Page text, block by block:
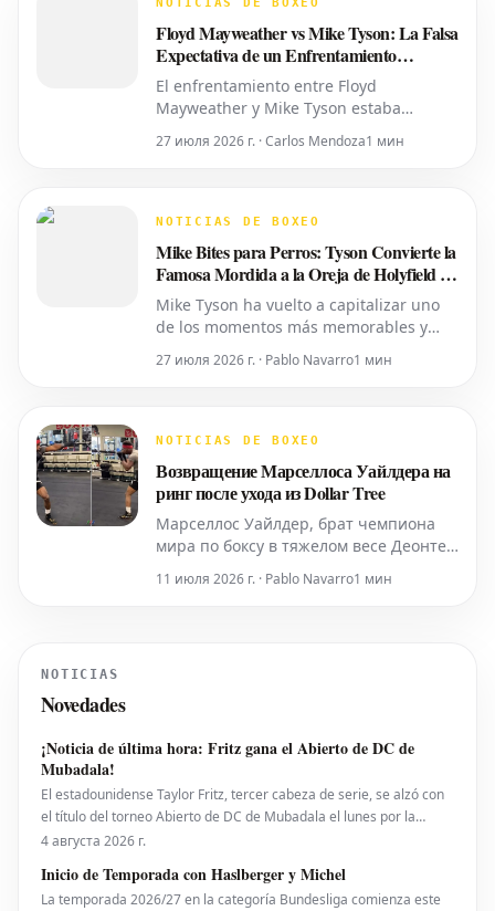
privacidad
NOTICIAS DE BOXEO
Floyd Mayweather vs Mike Tyson: La Falsa
Expectativa de un Enfrentamiento
Próximo
El enfrentamiento entre Floyd
Mayweather y Mike Tyson estaba
programado para la próxima semana.
Durante meses, los titulares circularon
el 25 de abril en el Congo. La idea ganó
a
27 июля 2026 г. · Carlos Mendoza1 мин
NOTICIAS DE BOXEO
Mike Bites para Perros: Tyson Convierte la
Famosa Mordida a la Oreja de Holyfield en
un Juguete para Masticar
Mike Tyson ha vuelto a capitalizar uno
de los momentos más memorables y
polémicos del boxeo, al lanzar un
juguete para perros. Este nuevo
de 1997 contra Evander Holyfield. El ex
27 июля 2026 г. · Pablo Navarro1 мин
NOTICIAS DE BOXEO
Возвращение Марселлоса Уайлдера на
ринг после ухода из Dollar Tree
Марселлос Уайлдер, брат чемпиона
мира по боксу в тяжелом весе Деонтея
Уайлдера, вновь намекает на
возможность своего возвращения на
11 июля 2026 г. · Pablo Navarro1 мин
NOTICIAS
Novedades
¡Noticia de última hora: Fritz gana el Abierto de DC de
Mubadala!
El estadounidense Taylor Fritz, tercer cabeza de serie, se alzó con
el título del torneo Abierto de DC de Mubadala el lunes por la
noche, tras derrotar al español Rafael Jodar por 7-6 (2), 6-4. Este es
10 del ranking mundial, habí
4 августа 2026 г.
Inicio de Temporada con Haslberger y Michel
La temporada 2026/27 en la categoría Bundesliga comienza este